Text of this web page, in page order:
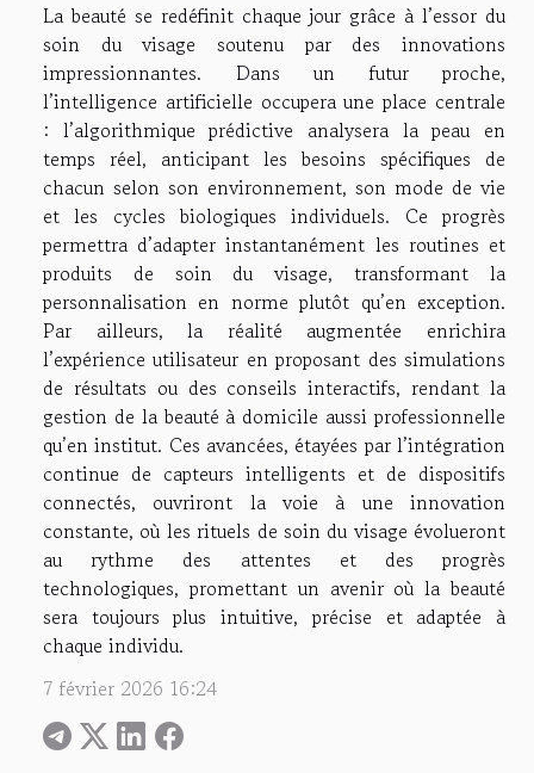
La beauté se redéfinit chaque jour grâce à l’essor du
soin du visage soutenu par des innovations
impressionnantes. Dans un futur proche,
l’intelligence artificielle occupera une place centrale
: l’algorithmique prédictive analysera la peau en
temps réel, anticipant les besoins spécifiques de
chacun selon son environnement, son mode de vie
et les cycles biologiques individuels. Ce progrès
permettra d’adapter instantanément les routines et
produits de soin du visage, transformant la
personnalisation en norme plutôt qu’en exception.
Par ailleurs, la réalité augmentée enrichira
l’expérience utilisateur en proposant des simulations
de résultats ou des conseils interactifs, rendant la
gestion de la beauté à domicile aussi professionnelle
qu’en institut. Ces avancées, étayées par l’intégration
continue de capteurs intelligents et de dispositifs
connectés, ouvriront la voie à une innovation
constante, où les rituels de soin du visage évolueront
au rythme des attentes et des progrès
technologiques, promettant un avenir où la beauté
sera toujours plus intuitive, précise et adaptée à
chaque individu.
7 février 2026 16:24